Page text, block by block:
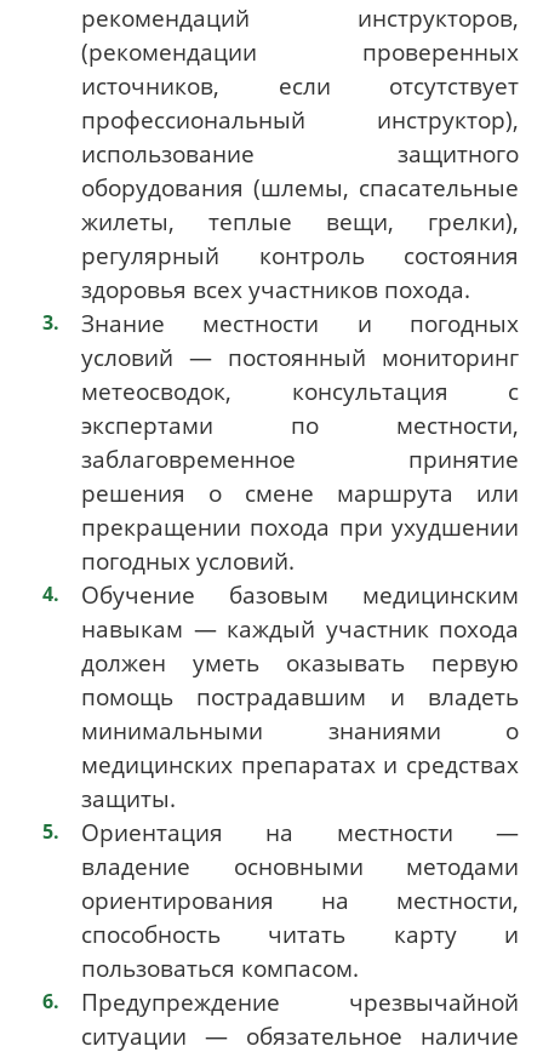
рекомендаций инструкторов,
(рекомендации проверенных
источников, если отсутствует
профессиональный инструктор),
использование защитного
оборудования (шлемы, спасательные
жилеты, теплые вещи, грелки),
регулярный контроль состояния
здоровья всех участников похода.
Знание местности и погодных
условий — постоянный мониторинг
метеосводок, консультация с
экспертами по местности,
заблаговременное принятие
решения о смене маршрута или
прекращении похода при ухудшении
погодных условий.
Обучение базовым медицинским
навыкам — каждый участник похода
должен уметь оказывать первую
помощь пострадавшим и владеть
минимальными знаниями о
медицинских препаратах и средствах
защиты.
Ориентация на местности —
владение основными методами
ориентирования на местности,
способность читать карту и
пользоваться компасом.
Предупреждение чрезвычайной
ситуации — обязательное наличие